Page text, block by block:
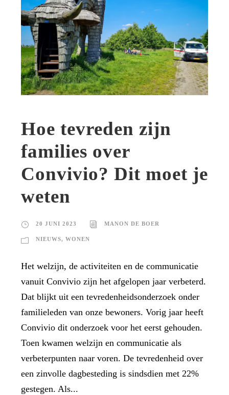
Hoe tevreden zijn
families over
Convivio? Dit moet je
weten
20 JUNI 2023 MANON DE BOER
NIEUWS, WONEN
Het welzijn, de activiteiten en de communicatie
vanuit Convivio zijn het afgelopen jaar verbeterd.
Dat blijkt uit een tevredenheidsonderzoek onder
familieleden van onze bewoners. Vorig jaar heeft
Convivio dit onderzoek voor het eerst gehouden.
Toen kwamen welzijn en communicatie als
verbeterpunten naar voren. De tevredenheid over
een zinvolle dagbesteding is sindsdien met 22%
gestegen. Als...